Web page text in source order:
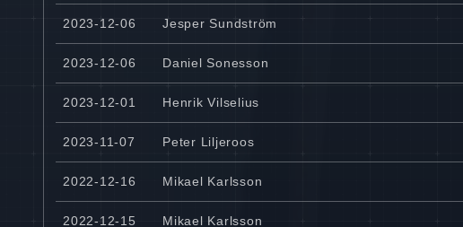
2023-12-06 Jesper Sundström
2023-12-06 Daniel Sonesson
2023-12-01 Henrik Vilselius
2023-11-07 Peter Liljeroos
2022-12-16 Mikael Karlsson
2022-12-15 Mikael Karlsson